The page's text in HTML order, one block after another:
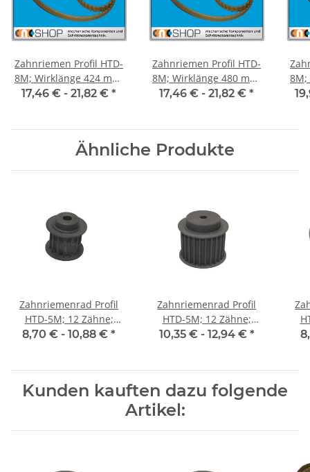
Zahnriemen Profil HTD-
8M; Wirklänge 424 mm,
Riemenbreite 20 mm
17,46 € - 21,82 € *
Zahnriemen Profil HTD-
8M; Wirklänge 480 mm,
Riemenbreite 20 mm
17,46 € - 21,82 € *
8M;
Ähnliche Produkte
Zahnriemenrad Profil
HTD-5M; 12 Zähne;
Riemenbreite 15 mm
8,70 € - 10,88 € *
Zahnriemenrad Profil
HTD-5M; 12 Zähne;
Riemenbreite 25 mm
10,35 € - 12,94 € *
Kunden kauften dazu folgende
Artikel: